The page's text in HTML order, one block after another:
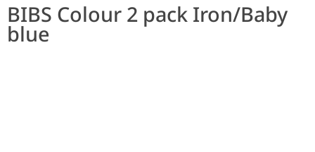
BIBS Colour 2 pack Iron/Baby
blue